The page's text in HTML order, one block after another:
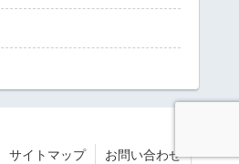
サイトマップ お問い合わせ